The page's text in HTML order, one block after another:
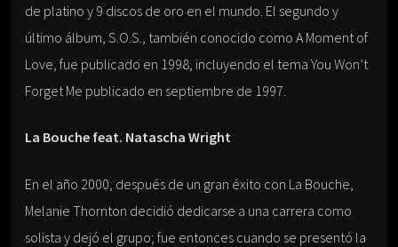
de platino y 9 discos de oro en el mundo. El segundo y
último álbum, S.O.S., también conocido como A Moment of
Love, fue publicado en 1998, incluyendo el tema You Won’t
Forget Me publicado en septiembre de 1997.
La Bouche feat. Natascha Wright
En el año 2000, después de un gran éxito con La Bouche,
Melanie Thornton decidió dedicarse a una carrera como
solista y dejó el grupo; fue entonces cuando se presentó la